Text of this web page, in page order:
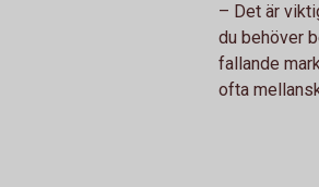
– Det är
du behöver
fallande
ofta